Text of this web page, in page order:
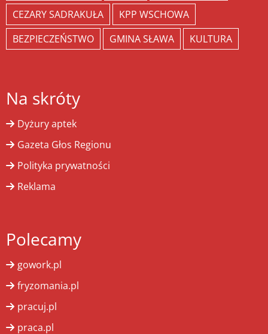
CEZARY SADRAKUŁA
KPP WSCHOWA
BEZPIECZEŃSTWO
GMINA SŁAWA KULTURA
Na skróty
Dyżury aptek
Gazeta Głos Regionu
Polityka prywatności
Reklama
Polecamy
gowork.pl
fryzomania.pl
pracuj.pl
praca.pl